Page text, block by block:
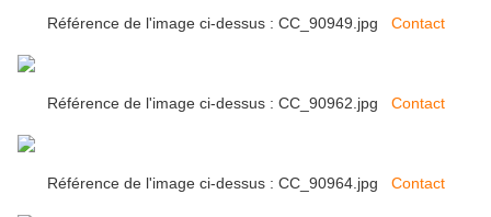
Référence de l'image ci-dessus : CC_90949.jpg Contact
Référence de l'image ci-dessus : CC_90962.jpg Contact
Référence de l'image ci-dessus : CC_90964.jpg Contact